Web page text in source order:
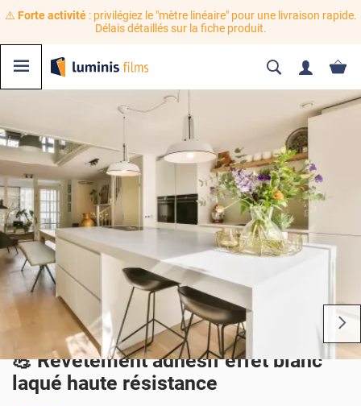
⚠️ Forte activité: privilégiez le "mètre linéaire" pour une livraison rapide.
Délais détaillés sur la fiche produit.
💪 Revêtement adhésif effet blanc
laqué haute résistance